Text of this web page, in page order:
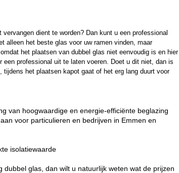
dient te worden? Dan kunt u een professional
alleen het beste glas voor uw ramen vinden, maar
het plaatsen van dubbel glas niet eenvoudig is en hier
professional uit te laten voeren. Doet u dit niet, dan is
het plaatsen kapot gaat of het erg lang duurt voor
van hoogwaardige en energie-efficiënte beglazing
voor particulieren en bedrijven in Emmen en
isolatiewaarde
glas, dan wilt u natuurlijk weten wat de prijzen